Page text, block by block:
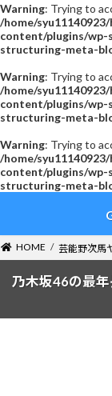
Warning: Trying to
/home/
content/plugins/
structuring-meta-
Warning: Trying to
/home/
content/plugins/
structuring-meta-
Warning: Trying to
/home/
content/plugins/
structuring-meta-
ン
ツ
ー
シ
HOME 芸能野次馬
乃木坂46の最